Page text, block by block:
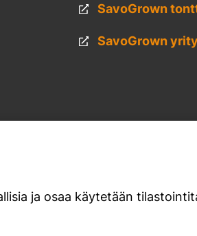
SavoGrown
SavoGrown
ja osaa käytetään